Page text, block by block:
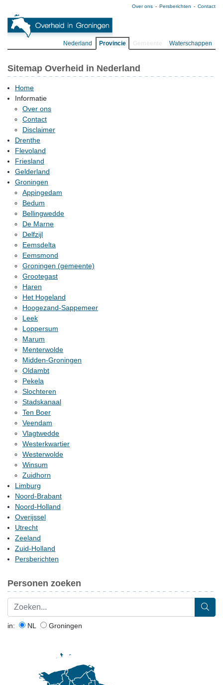
Over ons Persberichten Contact
Nederland Provincie Waterschappen
Sitemap Overheid in Nederland
Home
Informatie
Over ons
Contact
Disclaimer
Drenthe
Flevoland
Friesland
Gelderland
Groningen
Appingedam
Bedum
Bellingwedde
De Marne
Delfzijl
Eemsdelta
Eemsmond
Groningen (gemeente)
Grootegast
Haren
Het Hogeland
Hoogezand-Sappemeer
Leek
Loppersum
Marum
Menterwolde
Midden-Groningen
Oldambt
Pekela
Slochteren
Stadskanaal
Ten Boer
Veendam
Vlagtwedde
Westerkwartier
Westerwolde
Winsum
Zuidhorn
Limburg
Noord-Brabant
Noord-Holland
Overijssel
Utrecht
Zeeland
Zuid-Holland
Persberichten
Personen zoeken
in: NL Groningen